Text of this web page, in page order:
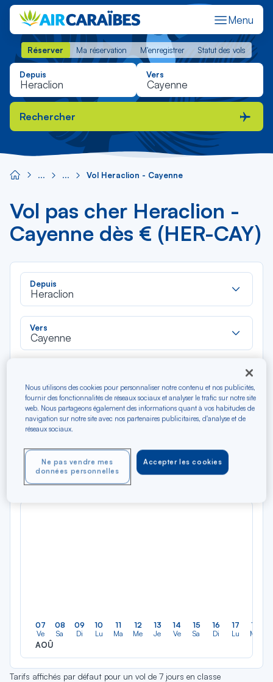
Menu
Réserver Ma réservation M'enregistrer Statut des vols
Réserver Ma réservation M'enregistrer Statut des vols
Depuis Vers
Rechercher
Vol Heraclion - Cayenne
Vol pas cher Heraclion -
Cayenne dès € (HER-CAY)
Depuis
Heraclion
Vers
Cayenne
Aller-Retour Aller simple
Filtrer Vider
Précédent
AOÛ 2026
N/A*
Aller / Retour — Économique
07
Ve
AOÛ
08
Sa
09
Di
10
Lu
11
Ma
12
Me
13
Je
14
Ve
15
Sa
16
Di
17
Lu
18
Ma
Tarifs affichés par défaut pour un vol de 7 jours en classe
Nous utilisons des cookies pour personnaliser notre contenu et nos publicités,
fournir des fonctionnalités de réseaux sociaux et analyser le trafic sur notre site
web. Nous partageons également des informations quant à vos habitudes de
navigation sur notre site avec nos partenaires publicitaires, d'analyse et de
réseaux sociaux.
Accepter les cookies
Ne pas vendre mes
données personnelles